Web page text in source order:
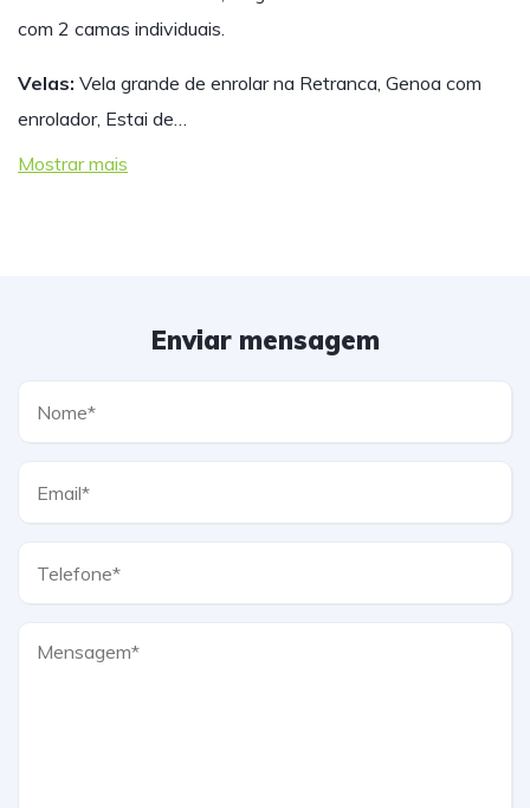
com 2 camas individuais.
Velas: Vela grande de enrolar na Retranca, Genoa com
enrolador, Estai de…
Mostrar mais
Enviar mensagem